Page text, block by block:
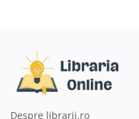
Despre librarii.ro